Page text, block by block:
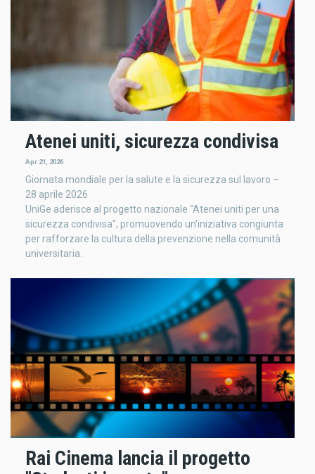
Atenei uniti, sicurezza condivisa
Apr 21, 2026
Giornata mondiale per la salute e la sicurezza sul lavoro –
28 aprile 2026
UniGe aderisce al progetto nazionale "Atenei uniti per una
sicurezza condivisa", promuovendo un’iniziativa congiunta
per rafforzare la cultura della prevenzione nella comunità
universitaria.
Rai Cinema lancia il progetto